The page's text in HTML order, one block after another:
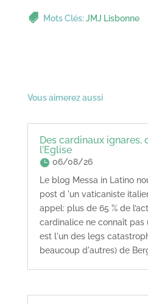
Mots Clés:JMJ Lisbonne
Vous aimerez aussi
Des cardinaux ignares,
l’Eglise
06/08/26
Le blog Messa in Latino
post d 'un vaticaniste
appel: plus de 65 % de
cardinalice ne connaît pas
est l'un des legs
beaucoup d'autres) de